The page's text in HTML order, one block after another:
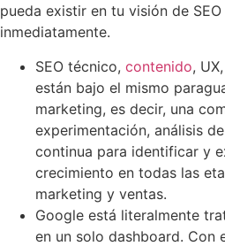
pueda existir en tu visión de
inmediatamente.
SEO técnico, contenido,
están bajo el mismo
marketing, es decir, una
experimentación, análisis
continua para identificar y
crecimiento en todas las
marketing y ventas.
Google está literalmente
en un solo dashboard. Con